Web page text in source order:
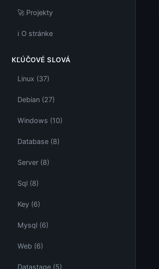
🚀 Projekty
ℹ️ O stránke
KĽÚČOVÉ SLOVÁ
Linux (37)
Debian (27)
Windows (10)
Database (8)
Server (8)
Sql (8)
Key (6)
Mysql (6)
Web (6)
Datastage (5)